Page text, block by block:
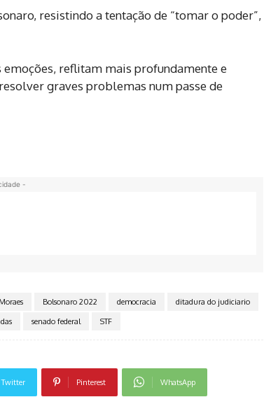
resistindo a tentação de “tomar o poder”,
emoções, reflitam mais profundamente e
graves problemas num passe de
-
Bolsonaro 2022 democracia
ditadura do judiciario
senado federal STF
Twitter Pinterest WhatsApp